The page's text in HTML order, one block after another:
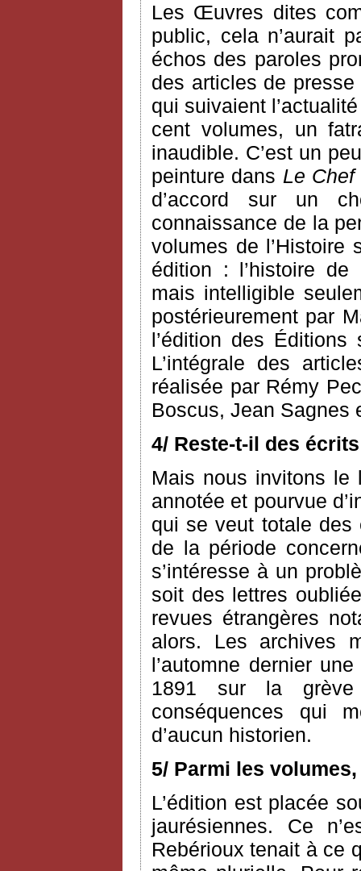
Les Œuvres dites
public, cela n’aurait
échos des paroles
des articles de
qui suivaient
cent volumes, un
inaudible. C’est un
peinture dans Le
d’accord sur un
connaissance de la
volumes de l’Histoire
édition : l’histoire
mais intelligible
postérieurement par
l’édition des
L’intégrale des
réalisée par Rémy
Boscus, Jean Sagnes
4/ Reste-t-il des
Mais nous invitons le
annotée et pourvue
qui se veut totale des
de la période
s’intéresse à un
soit des lettres
revues étrangères
alors. Les archives
l’automne dernier
1891 sur la
conséquences qui
d’aucun historien.
5/ Parmi les
L’édition est placée
jaurésiennes. Ce
Rebérioux tenait à ce